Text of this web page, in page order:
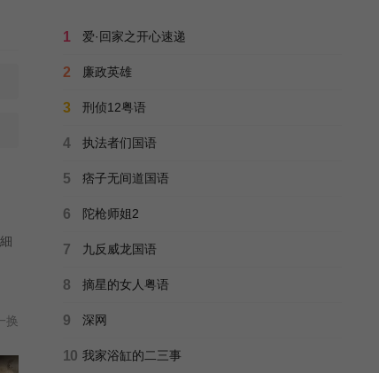
换
1 爱·回家之开心速递
2 廉政英雄
3 刑侦12粤语
4 执法者们国语
5 痞子无间道国语
6 陀枪师姐2
7 九反威龙国语
8 摘星的女人粤语
9 深网
10 我家浴缸的二三事